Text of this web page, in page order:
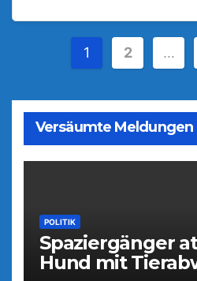
Beiträge
1 2 …
Versäumte Meldungen
POLITIK
Spaziergänger
Hund mit